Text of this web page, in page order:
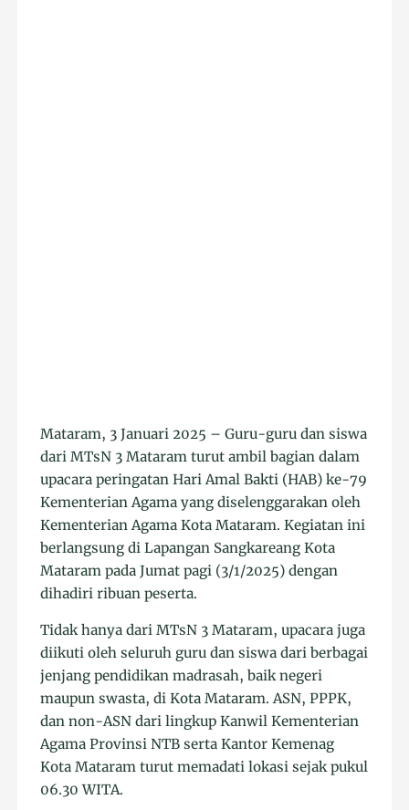
Mataram, 3 Januari 2025 – Guru-guru dan siswa
dari MTsN 3 Mataram turut ambil bagian dalam
upacara peringatan Hari Amal Bakti (HAB) ke-79
Kementerian Agama yang diselenggarakan oleh
Kementerian Agama Kota Mataram. Kegiatan ini
berlangsung di Lapangan Sangkareang Kota
Mataram pada Jumat pagi (3/1/2025) dengan
dihadiri ribuan peserta.
Tidak hanya dari MTsN 3 Mataram, upacara juga
diikuti oleh seluruh guru dan siswa dari berbagai
jenjang pendidikan madrasah, baik negeri
maupun swasta, di Kota Mataram. ASN, PPPK,
dan non-ASN dari lingkup Kanwil Kementerian
Agama Provinsi NTB serta Kantor Kemenag
Kota Mataram turut memadati lokasi sejak pukul
06.30 WITA.